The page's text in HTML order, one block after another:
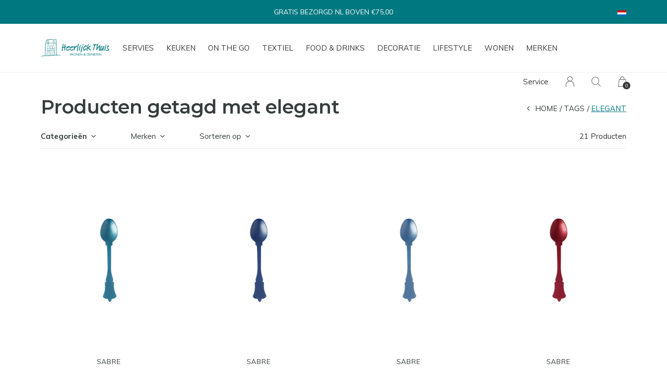
SERVIES KEUKEN ON THE GO TEXTIEL FOOD & DRINKS DECORATIE LIFESTYLE WONEN MERKEN
Service 0
GRATIS BEZORGD NL BOVEN €75,00
Producten getagd met elegant HOME TAGS ELEGANT
Categorieën Merken Sorteren op 21 Producten
SABRE SABRE SABRE SABRE